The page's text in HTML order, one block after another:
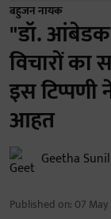
बहुजन नायक
"डॉ.
विचारों का
इस
आहत
Geetha
Published on: 07